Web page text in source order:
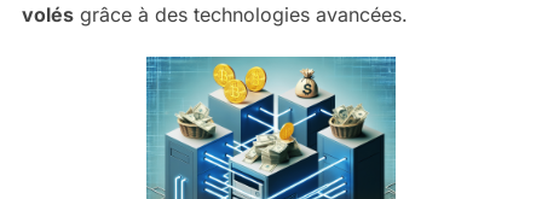
volésgrâce à des technologies avancées.